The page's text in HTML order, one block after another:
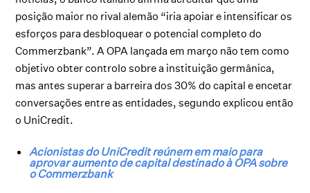
posição maior no rival alemão “iria apoiar e intensificar os
esforços para desbloquear o potencial completo do
Commerzbank”. A OPA lançada em março não tem como
objetivo obter controlo sobre a instituição germânica,
mas antes superar a barreira dos 30% do capital e encetar
conversações entre as entidades, segundo explicou então
o UniCredit.
Acionistas do UniCredit reúnem em maio para
aprovar aumento de capital destinado à OPA sobre
o Commerzbank